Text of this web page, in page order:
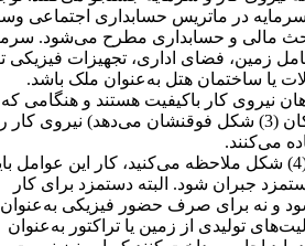
در ماتریس حسابداری اجتماعی
مالی و حسابداری مطرح می‌شود.
زمین، فضای اداری، تجهیزات فیزیکی
یا ساختمان هتل به‌عنوان ملک باشد.
نیروی کار باکیفیت هستند و هنگامی که
بیابند، (همان‌طور که پیکان (3) شکل فوقنشان می‌دهد) نیروی کار
می‌کنند.
همان‌طور که در پیکان (4) شکل ملاحظه می‌کنید، کار این عوامل
جبران شود. البته دستمزد برای کار
و نه برای صرف حضور فیزیکی
تولیدی از زمین یا تراکتور به‌عنوان